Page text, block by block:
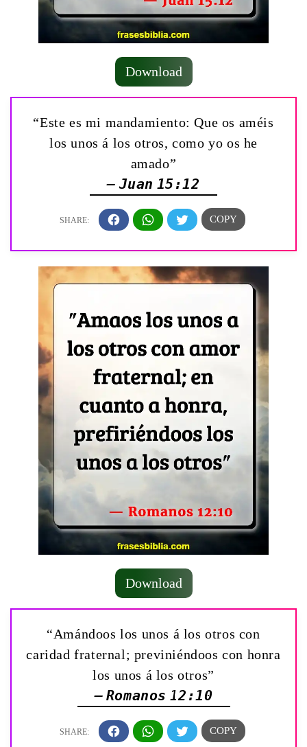
Download
“Este es mi mandamiento: Que os améis
los unos á los otros, como yo os he
amado”
— Juan 15:12
Download
“Amándoos los unos á los otros con
caridad fraternal; previniéndoos con honra
los unos á los otros”
— Romanos 12:10